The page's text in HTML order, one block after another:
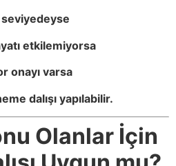
etkilemiyorsa
onayı varsa
dalışı yapılabilir.
Olanlar İçin